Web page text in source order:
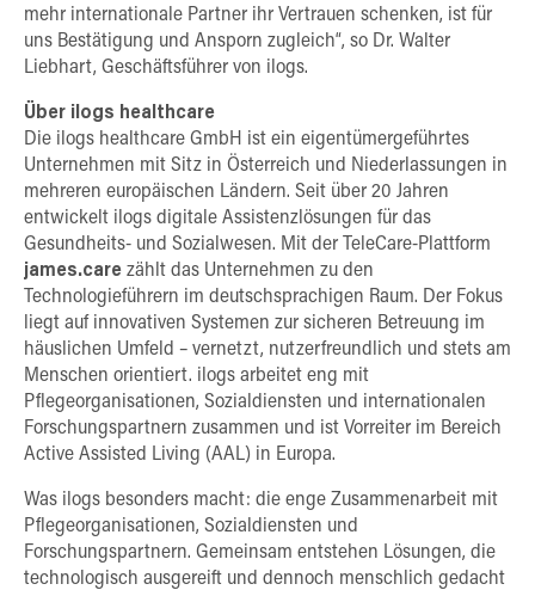
mehr internationale Partner ihr Vertrauen schenken, ist für
uns Bestätigung und Ansporn zugleich“, so Dr. Walter
Liebhart, Geschäftsführer von ilogs.
Über ilogs healthcare
Die ilogs healthcare GmbH ist ein eigentümergeführtes
Unternehmen mit Sitz in Österreich und Niederlassungen in
mehreren europäischen Ländern. Seit über 20 Jahren
entwickelt ilogs digitale Assistenzlösungen für das
Gesundheits- und Sozialwesen. Mit der TeleCare-Plattform
james.care zählt das Unternehmen zu den
Technologieführern im deutschsprachigen Raum. Der Fokus
liegt auf innovativen Systemen zur sicheren Betreuung im
häuslichen Umfeld – vernetzt, nutzerfreundlich und stets am
Menschen orientiert. ilogs arbeitet eng mit
Pflegeorganisationen, Sozialdiensten und internationalen
Forschungspartnern zusammen und ist Vorreiter im Bereich
Active Assisted Living (AAL) in Europa.
Was ilogs besonders macht: die enge Zusammenarbeit mit
Pflegeorganisationen, Sozialdiensten und
Forschungspartnern. Gemeinsam entstehen Lösungen, die
technologisch ausgereift und dennoch menschlich gedacht